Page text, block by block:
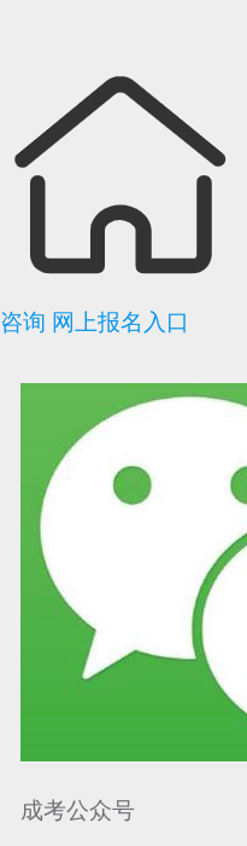
可信网站信用评 网
咨询 网上报名入口
成考公众号